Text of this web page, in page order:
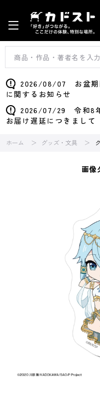
2026/08/07 お盆期
に関するお知らせ
2026/07/29 令和8
お届け遅延につきまして
ホーム グッズ・文具
画像